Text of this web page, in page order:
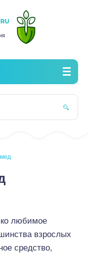
любимое
взрослых
средство,